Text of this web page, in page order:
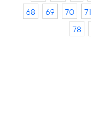
68
69 70 71
78